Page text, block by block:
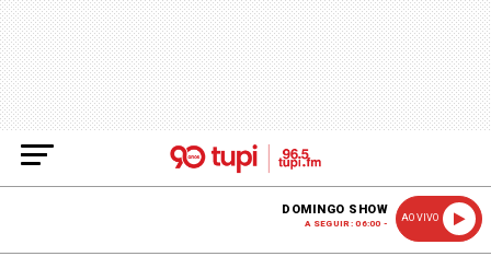
DOMINGO SHOW
A SEGUIR: 06:00 -
AO VIVO